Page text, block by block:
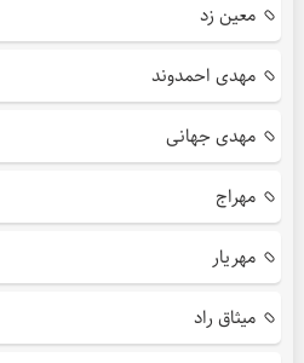
معین زد
مهدی احمدوند
مهدی جهانی
مهراج
مهریار
میثاق راد